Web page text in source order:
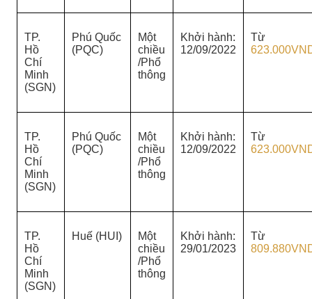
TP.
Hồ
Chí
Minh
(SGN)
Phú Quốc
(PQC)
Một
chiều
/Phổ
thông
Khởi hành:
12/09/2022
Từ
TP.
Hồ
Chí
Minh
(SGN)
Phú Quốc
(PQC)
Một
chiều
/Phổ
thông
Khởi hành:
12/09/2022
Từ
TP.
Hồ
Chí
Minh
(SGN)
Huế (HUI)
Một
chiều
/Phổ
thông
Khởi hành:
29/01/2023
Từ